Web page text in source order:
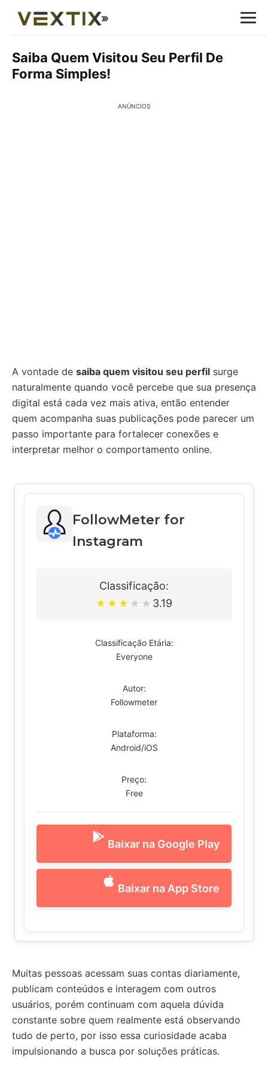
Saiba Quem Visitou Seu Perfil De
Forma Simples!
ANÚNCIOS
A vontade de saiba quem visitou seu perfil surge
naturalmente quando você percebe que sua presença
digital está cada vez mais ativa, então entender
quem acompanha suas publicações pode parecer um
passo importante para fortalecer conexões e
interpretar melhor o comportamento online.
FollowMeter for
Instagram
Classificação:
★ ★ ★ ★ ★ 3.19
Classificação Etária:
Everyone
Autor:
Followmeter
Plataforma:
Android/iOS
Preço:
Free
Baixar na Google Play
Baixar na App Store
Muitas pessoas acessam suas contas diariamente,
publicam conteúdos e interagem com outros
usuários, porém continuam com aquela dúvida
constante sobre quem realmente está observando
tudo de perto, por isso essa curiosidade acaba
impulsionando a busca por soluções práticas.